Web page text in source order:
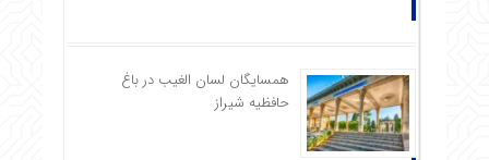
همسایگان لسان الغیب در باغ
حافظیه شیراز